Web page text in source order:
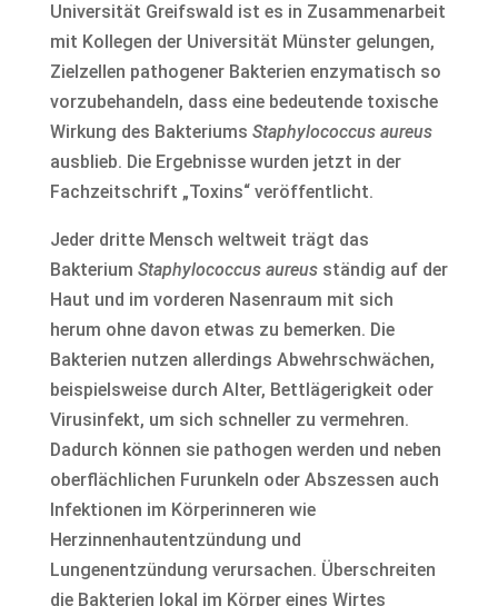
Universität Greifswald ist es in Zusammenarbeit
mit Kollegen der Universität Münster gelungen,
Zielzellen pathogener Bakterien enzymatisch so
vorzubehandeln, dass eine bedeutende toxische
Wirkung des Bakteriums Staphylococcus aureus
ausblieb. Die Ergebnisse wurden jetzt in der
Fachzeitschrift „Toxins“ veröffentlicht.
Jeder dritte Mensch weltweit trägt das
Bakterium Staphylococcus aureusständig auf der
Haut und im vorderen Nasenraum mit sich
herum ohne davon etwas zu bemerken. Die
Bakterien nutzen allerdings Abwehrschwächen,
beispielsweise durch Alter, Bettlägerigkeit oder
Virusinfekt, um sich schneller zu vermehren.
Dadurch können sie pathogen werden und neben
oberflächlichen Furunkeln oder Abszessen auch
Infektionen im Körperinneren wie
Herzinnenhautentzündung und
Lungenentzündung verursachen. Überschreiten
die Bakterien lokal im Körper eines Wirtes